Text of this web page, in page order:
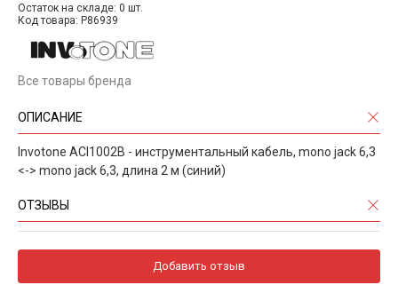
Остаток на складе: 0 шт.
Код товара: P86939
Все товары бренда
ОПИСАНИЕ
Invotone ACI1002B - инструментальный кабель, mono jack 6,3
<-> mono jack 6,3, длина 2 м (синий)
ОТЗЫВЫ
Добавить отзыв